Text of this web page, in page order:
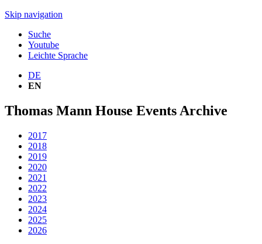
Skip navigation
Suche
Youtube
Leichte Sprache
DE
EN
Thomas Mann House Events Archive
2017
2018
2019
2020
2021
2022
2023
2024
2025
2026